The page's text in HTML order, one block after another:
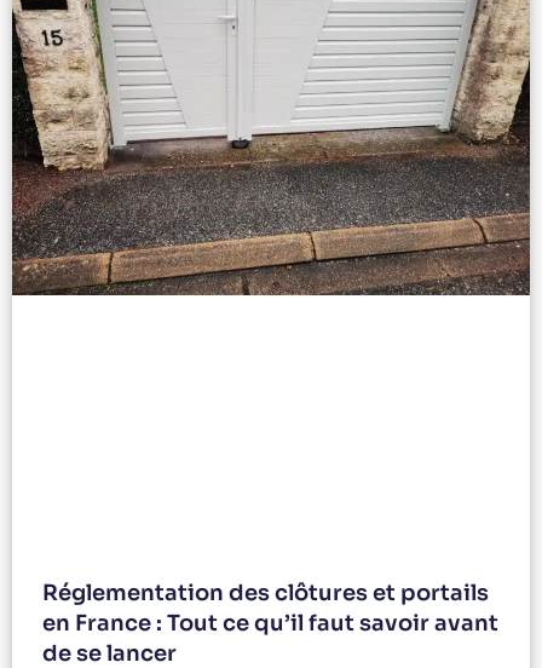
Réglementation des clôtures et portails
en France : Tout ce qu’il faut savoir avant
de se lancer